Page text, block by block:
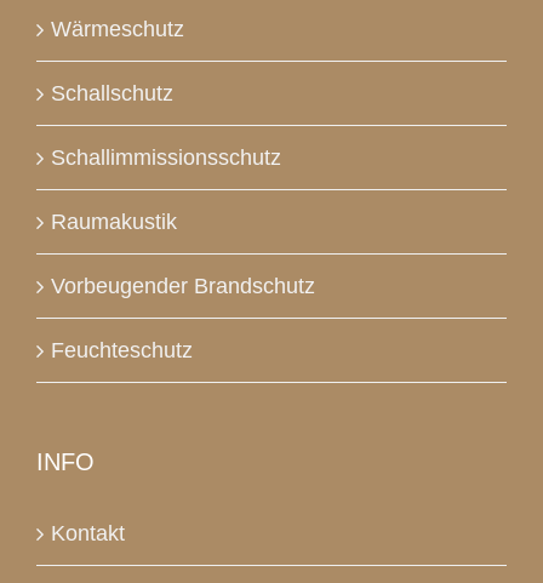
Wärmeschutz
Schallschutz
Schallimmissionsschutz
Raumakustik
Vorbeugender Brandschutz
Feuchteschutz
INFO
Kontakt